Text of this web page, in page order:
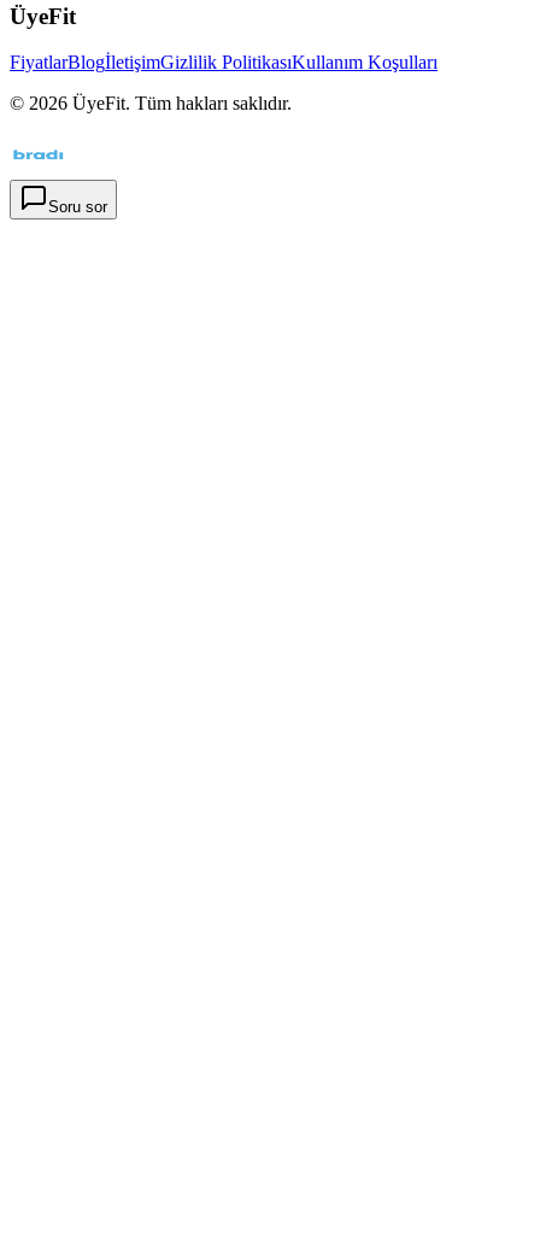
ÜyeFit
FiyatlarBlogİletişimGizlilik PolitikasıKullanım Koşulları
© 2026 ÜyeFit. Tüm hakları saklıdır.
Soru sor